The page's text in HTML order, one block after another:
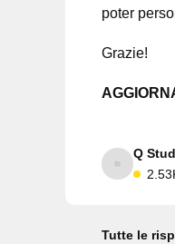
poter
Grazie!
Q
Tutte le